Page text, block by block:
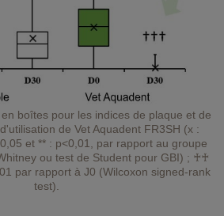
boîtes pour les indices de plaque et de
de Vet Aquadent FR3SH (x :
et ** : p<0,01, par rapport au groupe
ou test de Student pour GBI) ; ♰♰
par rapport à J0 (Wilcoxon signed-rank
test).